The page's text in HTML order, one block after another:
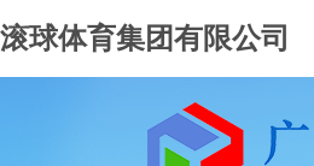
滚球体育集团有限公司